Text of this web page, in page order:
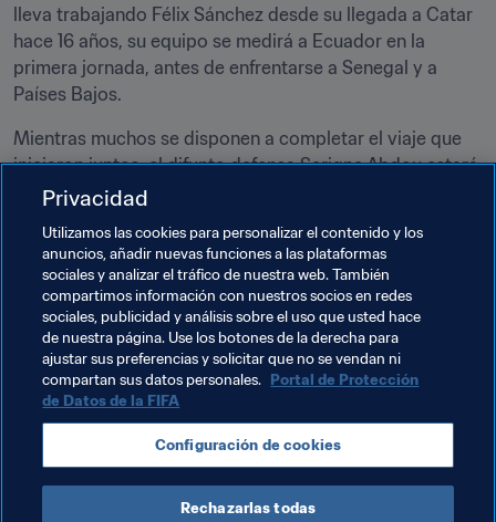
lleva trabajando Félix Sánchez desde su llegada a Catar
hace 16 años, su equipo se medirá a Ecuador en la
primera jornada, antes de enfrentarse a Senegal y a
Países Bajos.
Mientras muchos se disponen a completar el viaje que
iniciaron juntos, el difunto defensa Serigne Abdou estará
en sus corazones y en sus mentes cuando salten al
falleció tristemente en 2016 con solo 21 años, tras una
batalla con el cáncer.
Temas relacionados
Copa Mundial de la FIFA Catar 2022™ AFC
Qatar España UEFA
Privacidad
Utilizamos las cookies para personalizar el contenido y los
anuncios, añadir nuevas funciones a las plataformas
sociales y analizar el tráfico de nuestra web. También
compartimos información con nuestros socios en redes
sociales, publicidad y análisis sobre el uso que usted hace
de nuestra página. Use los botones de la derecha para
ajustar sus preferencias y solicitar que no se vendan ni
compartan sus datos personales. Portal de Protección
de Datos de la FIFA
Configuración de cookies
Rechazarlas todas